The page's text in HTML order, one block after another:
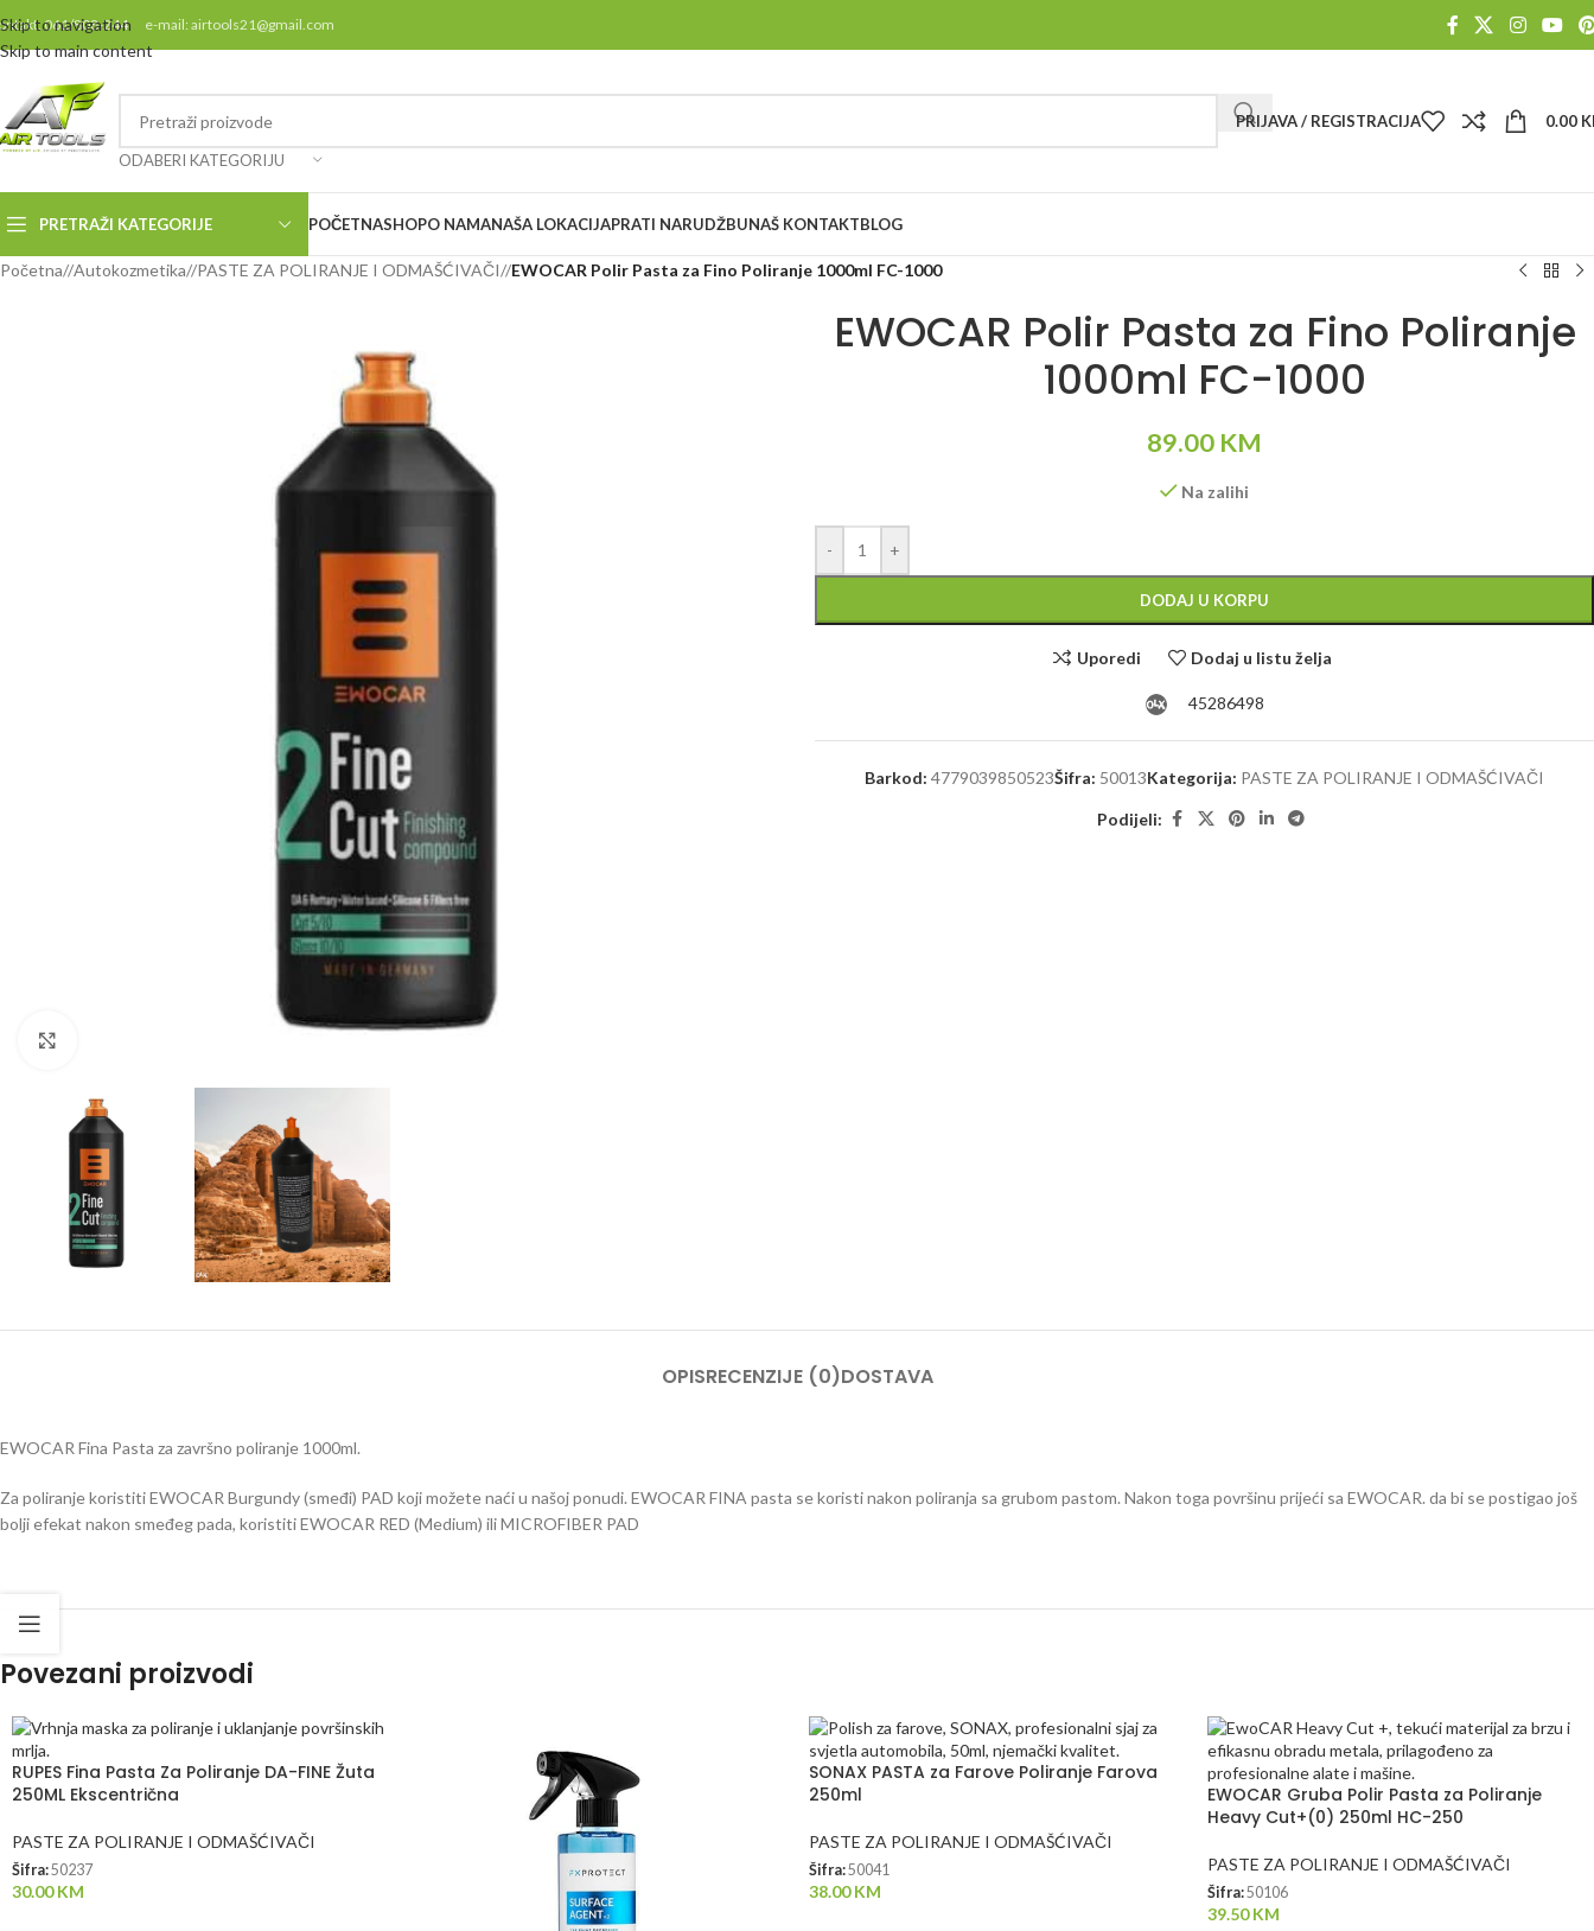
Skip to navigation
Skip to main content
061/808-244 e-mail: airtools21@gmail.com
ODABERI KATEGORIJU
PRIJAVA / REGISTRACIJA 0.00
PRETRAŽI KATEGORIJE POČETNASHOPO NAMANAŠA LOKACIJAPRATI NARUDŽBUNAŠ KONTAKTBLOG
Početna/ Autokozmetika/ PASTE ZA POLIRANJE I ODMAŠĆIVAČI/ EWOCAR Polir Pasta za Fino Poliranje 1000ml FC-1000
EWOCAR Polir Pasta za Fino Poliranje
1000ml FC-1000
89.00 KM
Na zalihi
- +
DODAJ U KORPU
Uporedi Dodaj u listu želja
45286498
Barkod: 4779039850523Šifra: 50013Kategorija: PASTE ZA POLIRANJE I ODMAŠĆIVAČI
Podijeli:
OPISRECENZIJE (0)DOSTAVA
EWOCAR Fina Pasta za završno poliranje 1000ml.
Za poliranje koristiti EWOCAR Burgundy (smeđi) PAD koji možete naći u našoj ponudi. EWOCAR FINA pasta se koristi nakon poliranja sa grubom pastom. Nakon toga površinu prijeći sa EWOCAR. da bi se postigao još
bolji efekat nakon smeđeg pada, koristiti EWOCAR RED (Medium) ili MICROFIBER PAD
Povezani proizvodi
RUPES Fina Pasta Za Poliranje DA-FINE Žuta
250ML Ekscentrična
PASTE ZA POLIRANJE I ODMAŠĆIVAČI
Šifra:50237
30.00KM
SONAX PASTA za Farove Poliranje Farova
250ml
PASTE ZA POLIRANJE I ODMAŠĆIVAČI
Šifra:50041
38.00KM
EWOCAR Gruba Polir Pasta za Poliranje
Heavy Cut+(0) 250ml HC-250
PASTE ZA POLIRANJE I ODMAŠĆIVAČI
Šifra:50106
39.50KM